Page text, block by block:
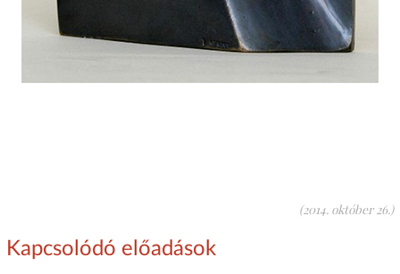
(2014. október 26.)
Kapcsolódó előadások